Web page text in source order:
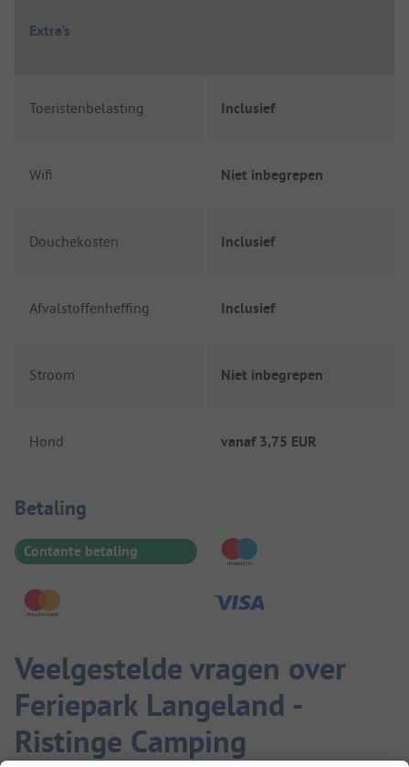
Extra's
Toeristenbelasting Inclusief
Wifi Niet inbegrepen
Douchekosten Inclusief
Afvalstoffenheffing Inclusief
Stroom Niet inbegrepen
Hond vanaf 3,75 EUR
Betaalinformatie
Betaling
Contante betaling
Veelgestelde vragen over
Feriepark Langeland -
Ristinge Camping